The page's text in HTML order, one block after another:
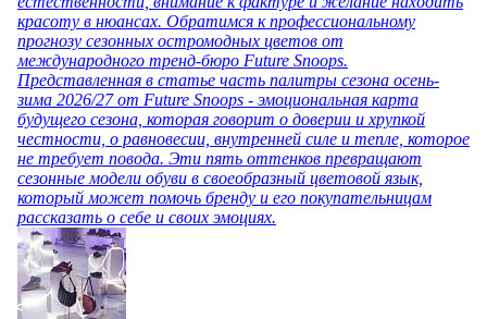
красоту в нюансах. Обратимся к профессиональному
прогнозу сезонных остромодных цветов от
международного тренд-бюро Future Snoops.
Представленная в статье часть палитры сезона осень-
зима 2026/27 от Future Snoops - эмоциональная карта
будущего сезона, которая говорит о доверии и хрупкой
честности, о равновесии, внутренней силе и тепле, которое
не требует повода. Эти пять оттенков превращают
сезонные модели обуви в своеобразный цветовой язык,
который может помочь бренду и его покупательницам
рассказать о себе и своих эмоциях.